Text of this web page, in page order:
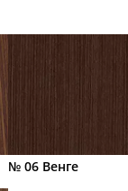
№ 06 Венге